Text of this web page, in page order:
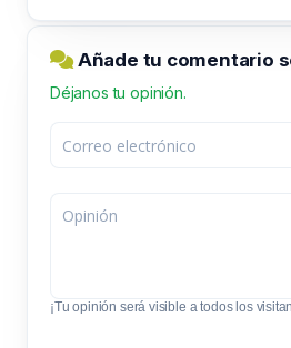
Añade tu comentario
Déjanos tu opinión.
¡Tu opinión será visible a todos los